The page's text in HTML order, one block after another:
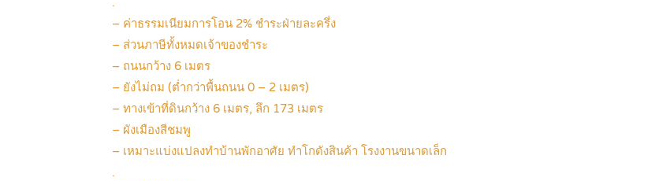
– ค่าธรรมเนียมการโอน 2% ชำระฝ่ายละครึ่ง
– ส่วนภาษีทั้งหมดเจ้าของชำระ
– ถนนกว้าง 6 เมตร
– ยังไม่ถม (ต่ำกว่าพื้นถนน 0 – 2 เมตร)
– ทางเข้าที่ดินกว้าง 6 เมตร, ลึก 173 เมตร
– ผังเมืองสีชมพู
– เหมาะแบ่งแปลงทำบ้านพักอาศัย ทำโกดังสินค้า โรงงานขนาดเล็ก
.